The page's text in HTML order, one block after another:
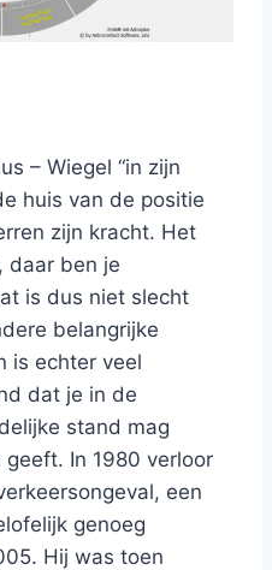
– Wiegel “in zijn
huis van de positie
zijn kracht. Het
daar ben je
is dus niet slecht
belangrijke
is echter veel
dat je in de
stand mag
In 1980 verloor
een
genoeg
Hij was toen